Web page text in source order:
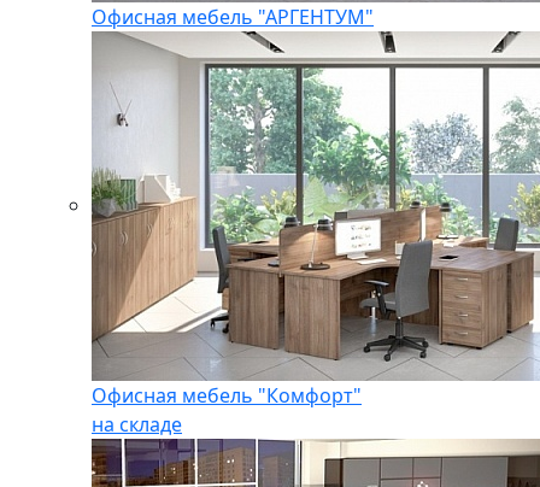
Офисная мебель "АРГЕНТУМ"
Офисная мебель "Комфорт"
на складе